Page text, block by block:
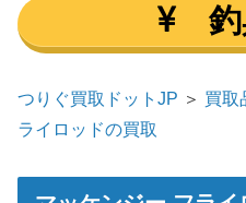
つりぐ買取ドットJP ＞ 買取
ライロッドの買取